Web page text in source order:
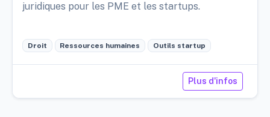
juridiques pour les PME et les startups.
Droit Ressources humaines Outils startup
Plus d'infos